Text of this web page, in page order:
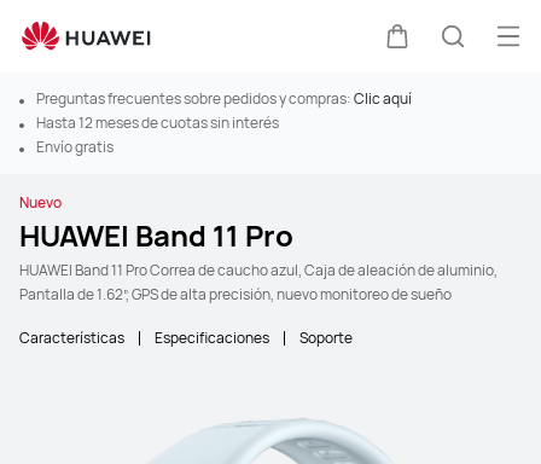
Preguntas frecuentes sobre pedidos y compras:Clic aquí
Hasta 12 meses de cuotas sin interés
Envío gratis
Nuevo
HUAWEI Band 11 Pro
HUAWEI Band 11 Pro Correa de caucho azul, Caja de aleación de aluminio,
Pantalla de 1.62”, GPS de alta precisión, nuevo monitoreo de sueño
Características Especificaciones Soporte